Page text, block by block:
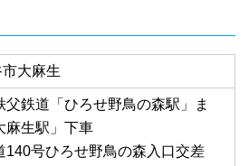
大麻生
鉄道「ひろせ野鳥の森駅」ま
麻生駅」下車
号ひろせ野鳥の森入口交差